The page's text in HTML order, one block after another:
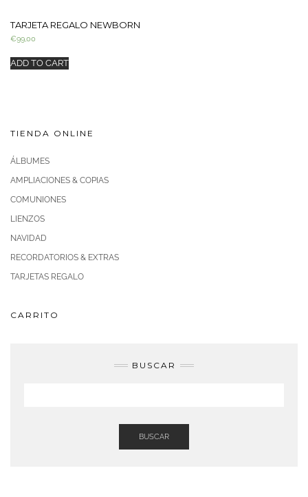
TARJETA REGALO NEWBORN
€99,00
ADD TO CART
TIENDA ONLINE
ÁLBUMES
AMPLIACIONES & COPIAS
COMUNIONES
LIENZOS
NAVIDAD
RECORDATORIOS & EXTRAS
TARJETAS REGALO
CARRITO
BUSCAR
BUSCAR